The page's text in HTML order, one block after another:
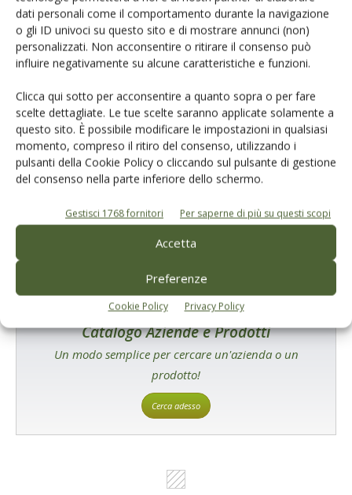
dati personali come il comportamento durante la navigazione
o gli ID univoci su questo sito e di mostrare annunci (non)
personalizzati. Non acconsentire o ritirare il consenso può
influire negativamente su alcune caratteristiche e funzioni.
Clicca qui sotto per acconsentire a quanto sopra o per fare
scelte dettagliate. Le tue scelte saranno applicate solamente a
questo sito. È possibile modificare le impostazioni in qualsiasi
momento, compreso il ritiro del consenso, utilizzando i
pulsanti della Cookie Policy o cliccando sul pulsante di gestione
del consenso nella parte inferiore dello schermo.
Gestisci 1768 fornitori Per saperne di più su questi scopi
Accetta
Preferenze
Cookie Policy Privacy Policy
Salva il mio nome, email e sito web in questo browser per la
prossima volta che commento.
E-magazine
Tecniche, prodotti e servizi dalle aziende
Catalogo Aziende e Prodotti
Un modo semplice per cercare un'azienda o un
prodotto!
Cerca adesso